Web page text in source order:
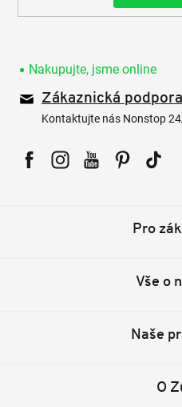
Nakupujte, jsme online
Zákaznická podpora
Kontaktujte nás Nonstop
Pro
Vše o
Naše
O